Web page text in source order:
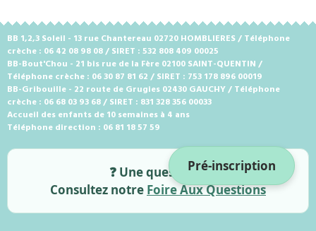
Pré-inscription
BB 1,2,3 Soleil - 13 rue Chantereau 02720 HOMBLIERES / Téléphone
crèche : 06 42 08 98 08 / SIRET : 532 808 409 00025
BB-Bout'Chou - 21 bis rue de la Fère 02100 SAINT-QUENTIN /
Téléphone crèche : 06 30 87 81 62 / SIRET : 753 178 896 00019
BB-Gribouille - 22 route de Grugies 02430 GAUCHY / Téléphone
crèche : 06 68 03 93 68 / SIRET : 831 328 356 00033
Accueil des enfants de 10 semaines à 4 ans
Téléphone direction : 06 81 18 57 59
❓ Une question ?
Consultez notre Foire Aux Questions